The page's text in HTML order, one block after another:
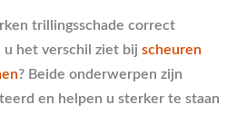
trillingsschade correct
u het verschil ziet bij scheuren
? Beide onderwerpen zijn
en helpen u sterker te staan